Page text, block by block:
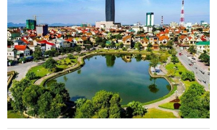
đoạn.